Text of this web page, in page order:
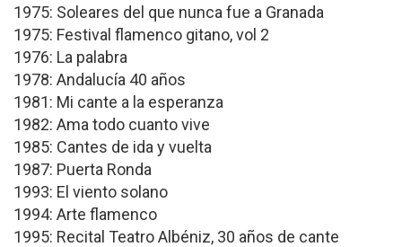
1975: Soleares del que nunca fue a Granada
1975: Festival flamenco gitano, vol 2
1976: La palabra
1978: Andalucía 40 años
1981: Mi cante a la esperanza
1982: Ama todo cuanto vive
1985: Cantes de ida y vuelta
1987: Puerta Ronda
1993: El viento solano
1994: Arte flamenco
1995: Recital Teatro Albéniz, 30 años de cante